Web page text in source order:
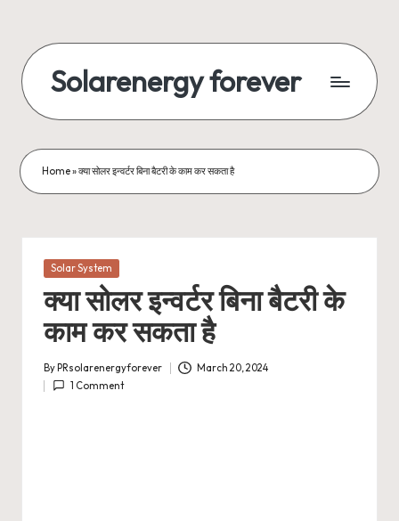
content
Solarenergy forever
बिजली
Home»क्या सोलर इन्वर्टर बिना बैटरी के काम कर सकता है
Posted
Solar System
क्या सोलर इन्वर्टर बिना बैटरी के
काम कर सकता है
Posted
by
By PRsolarenergyforever
March 20, 2024
1 Comment